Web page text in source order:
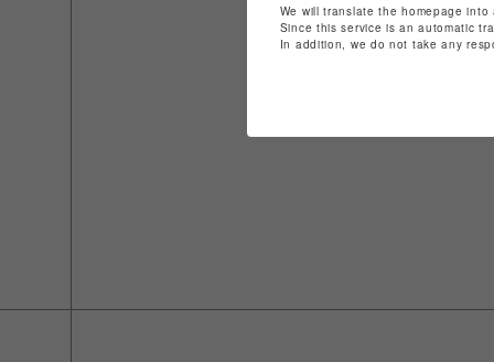
We will translate the homepage
Since this service is an automatic
In addition, we do not take any